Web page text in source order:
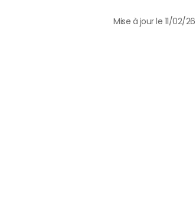
Mise à jour le 11/02/26